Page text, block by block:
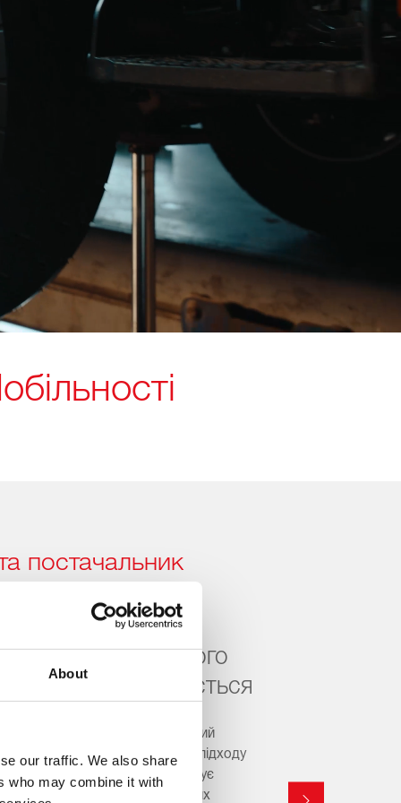
About
our traffic. We also share
who may combine it with
постачальник
для світового
стрімко розвивається
світовий автомобільний
цього. Завдяки проактивному підходу
febi вже сьогодні пропонує
запчастин для китайських